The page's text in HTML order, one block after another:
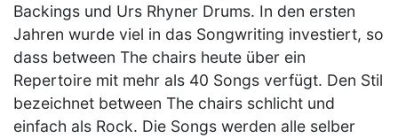
Backings und Urs Rhyner Drums. In den ersten
Jahren wurde viel in das Songwriting investiert, so
dass between The chairs heute über ein
Repertoire mit mehr als 40 Songs verfügt. Den Stil
bezeichnet between The chairs schlicht und
einfach als Rock. Die Songs werden alle selber